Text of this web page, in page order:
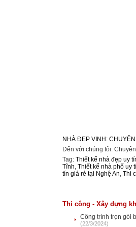
NHÀ ĐẸP VINH:
Đến với chúng tôi:
Tag: Thiết kế nhà đẹp uy
Tĩnh, Thiết kế nhà phố uy
tín giá rẻ tại Nghệ An, Thi
Thi công - Xây dựng
Công trình trọn gói
(22/3/2024)